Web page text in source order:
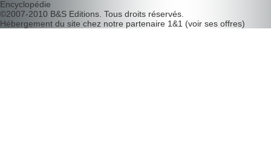
Encyclopédie
©2007-2010 B&S Editions . Tous droits réservés.
Hébergement du site chez notre partenaire 1&1 (voir ses offres)